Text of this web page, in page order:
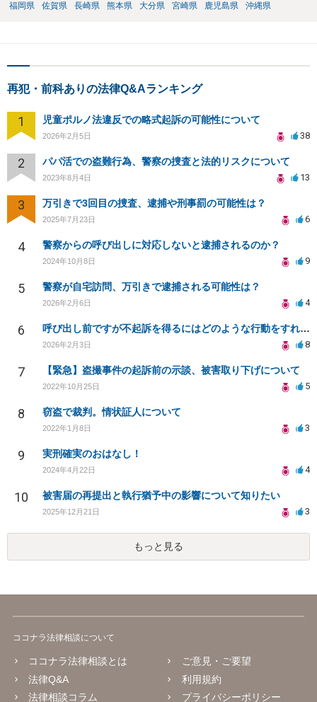
福岡県
佐賀県 長崎県 熊本県 大分県 宮崎県 鹿児島県 沖縄県
再犯・前科ありの法律Q&Aランキング
1 児童ポルノ法違反での略式起訴の可能性について
2026年2月5日 38
2 パパ活での盗難行為、警察の捜査と法的リスクについて
2023年8月4日 13
3 万引きで3回目の捜査、逮捕や刑事罰の可能性は？
2025年7月23日 6
4 警察からの呼び出しに対応しないと逮捕されるのか？
2024年10月8日 9
5 警察が自宅訪問、万引きで逮捕される可能性は？
2026年2月6日 4
6 呼び出し前ですが不起訴を得るにはどのような行動をすればよいか。反省文と再犯防止のルールを決めた上申書
2026年2月3日 8
7 【緊急】盗撮事件の起訴前の示談、被害取り下げについて
2022年10月25日 5
8 窃盗で裁判。情状証人について
2022年1月8日 3
9 実刑確実のおはなし！
2024年4月22日 4
10 被害届の再提出と執行猶予中の影響について知りたい
2025年12月21日 3
もっと見る
ココナラ法律相談について
ココナラ法律相談とは
法律Q&A
法律相談コラム
ご意見・ご要望
利用規約
プライバシーポリシー